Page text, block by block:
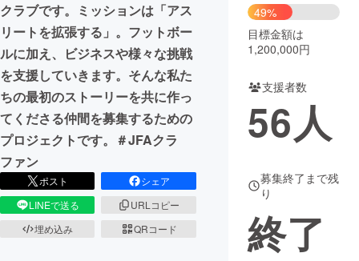
CAMPFIRE for Social Good
CAMPFIRE Creation
CAMPFIREふるさと納税machi-ya コミュニティ
クラブです。ミッションは「アス
リートを拡張する」。フットボー
ルに加え、ビジネスや様々な挑戦
を支援していきます。そんな私た
ちの最初のストーリーを共に作っ
てくださる仲間を募集するための
プロジェクトです。＃JFAクラ
ファン
ポスト
シェア
LINEで送る
URLコピー
埋め込み
QRコード
49%
目標金額は
1,200,000円
支援者数
56人
募集終了まで残
り
終了